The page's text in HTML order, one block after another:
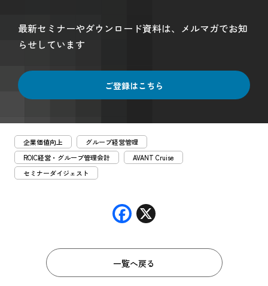
最新セミナーやダウンロード資料は、メルマガでお知
らせしています
ご登録はこちら
企業価値向上
グループ経営管理
ROIC経営・グループ管理会計
AVANT Cruise
セミナーダイジェスト
F
ac
e
b
一覧へ戻る